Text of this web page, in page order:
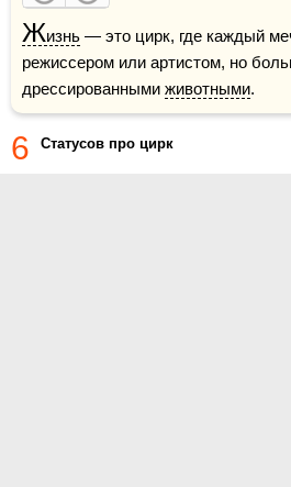
Жизнь — это цирк, где каждый
режиссером или артистом, но
дрессированными животными.
6 Статусов про цирк